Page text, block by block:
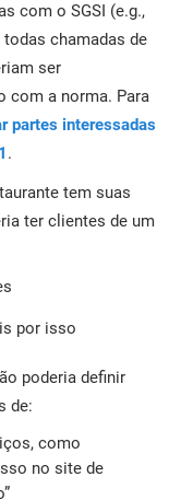
com o SGSI (e.g.,
chamadas de
ser
com a norma. Para
partes interessadas
.
tem suas
ter clientes de um
por isso
poderia definir
de:
como
no site de